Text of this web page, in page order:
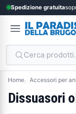
Spedizione gratuita
Cerca
Home Accessori per
Dissuasori